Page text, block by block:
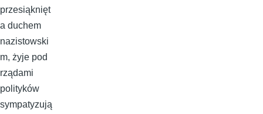
przesiąknięt
a duchem
nazistowski
m, żyje pod
rządami
polityków
sympatyzują